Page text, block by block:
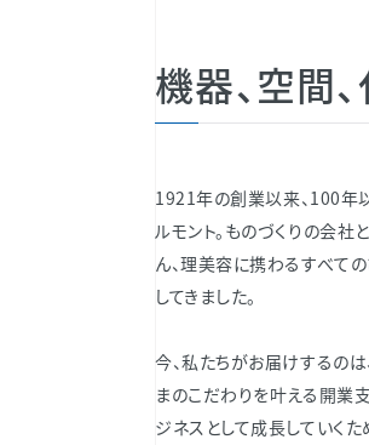
機器、空間
1921年の創業以来、100年
ルモント。ものづくりの会社
ん、理美容に携わるすべて
してきました。
今、私たちがお届けするの
まのこだわりを叶える開業
ジネスとして成長していく